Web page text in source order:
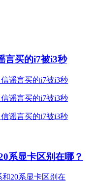
言买的i7被i3秒
系显卡区别在哪？